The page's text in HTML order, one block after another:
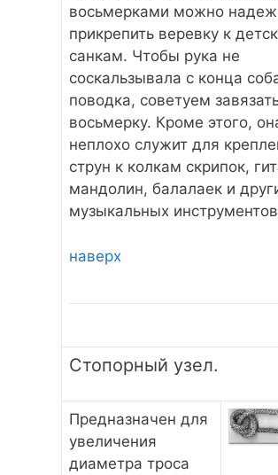
восьмерками можно
прикрепить веревку к
санкам. Чтобы рука не
соскальзывала с конца
поводка, советуем
восьмерку. Кроме этого,
неплохо служит для
струн к колкам скрипок,
мандолин, балалаек и
музыкальных
наверх
Стопорный узел.
Предназначен для
увеличения
диаметра троса